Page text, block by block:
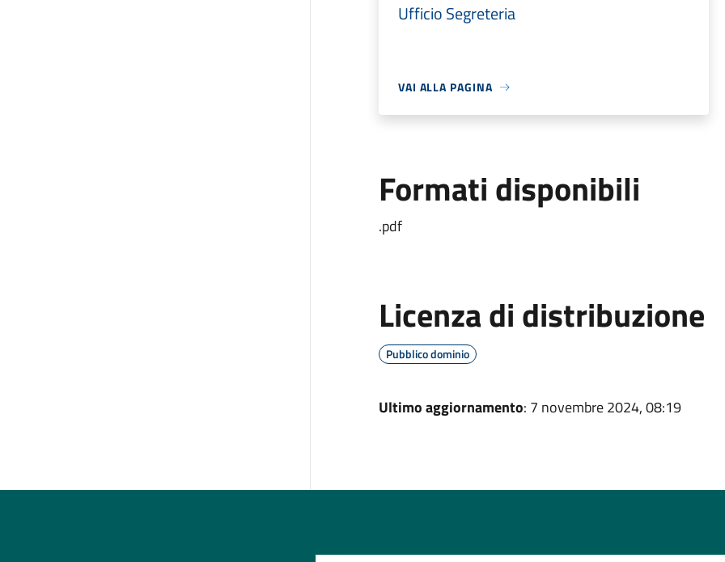
Ufficio Segreteria
VAI ALLA PAGINA
Formati disponibili
.pdf
Licenza di distribuzione
Pubblico dominio
Ultimo aggiornamento: 7 novembre 2024, 08:19